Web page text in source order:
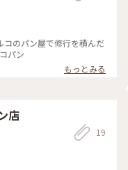
の外食だった上にめち
コのパン屋で修行を積んだ
パン
もっとみる
店
19